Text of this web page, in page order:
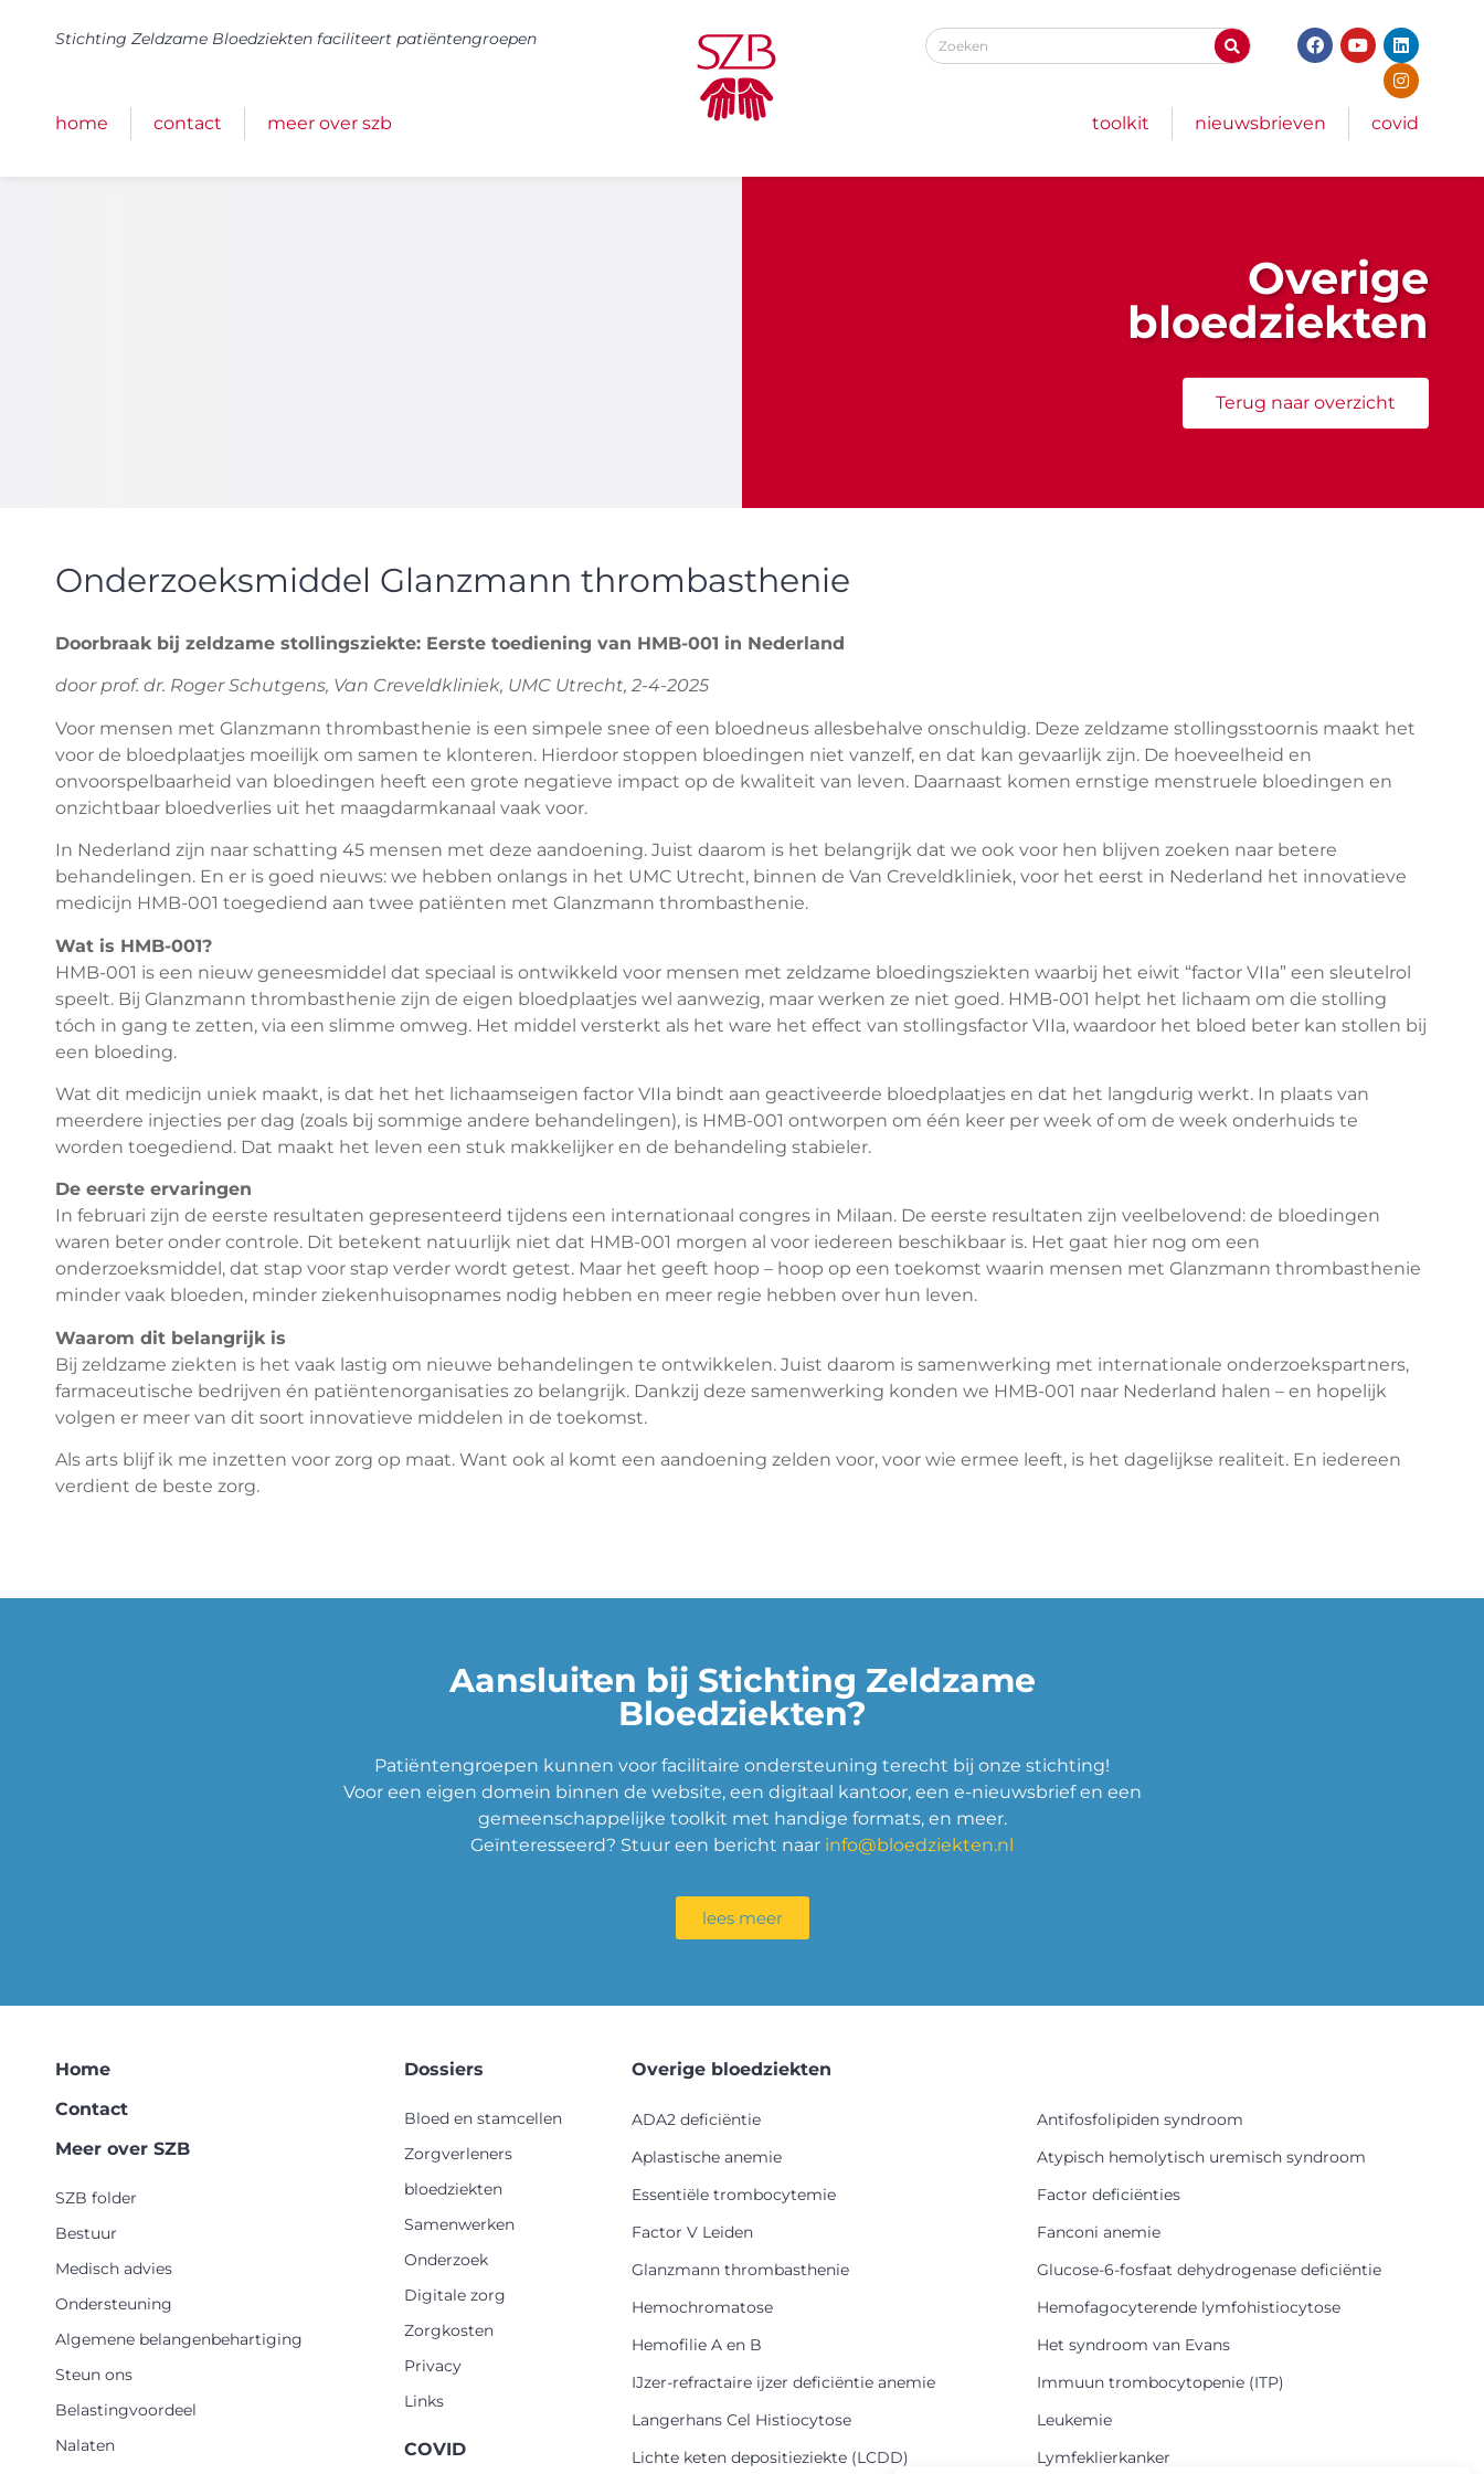
Stichting Zeldzame Bloedziekten faciliteert patiëntengroepen
home contact meer over szb toolkit nieuwsbrieven covid
Overige
bloedziekten
Terug naar overzicht
Onderzoeksmiddel Glanzmann thrombasthenie
Doorbraak bij zeldzame stollingsziekte: Eerste toediening van HMB-001 in Nederland
door prof. dr. Roger Schutgens, Van Creveldkliniek, UMC Utrecht, 2-4-2025
Voor mensen met Glanzmann thrombasthenie is een simpele snee of een bloedneus allesbehalve onschuldig. Deze zeldzame stollingsstoornis maakt het
voor de bloedplaatjes moeilijk om samen te klonteren. Hierdoor stoppen bloedingen niet vanzelf, en dat kan gevaarlijk zijn. De hoeveelheid en
onvoorspelbaarheid van bloedingen heeft een grote negatieve impact op de kwaliteit van leven. Daarnaast komen ernstige menstruele bloedingen en
onzichtbaar bloedverlies uit het maagdarmkanaal vaak voor.
In Nederland zijn naar schatting 45 mensen met deze aandoening. Juist daarom is het belangrijk dat we ook voor hen blijven zoeken naar betere
behandelingen. En er is goed nieuws: we hebben onlangs in het UMC Utrecht, binnen de Van Creveldkliniek, voor het eerst in Nederland het innovatieve
medicijn HMB-001 toegediend aan twee patiënten met Glanzmann thrombasthenie.
Wat is HMB-001?
HMB-001 is een nieuw geneesmiddel dat speciaal is ontwikkeld voor mensen met zeldzame bloedingsziekten waarbij het eiwit “factor VIIa” een sleutelrol
speelt. Bij Glanzmann thrombasthenie zijn de eigen bloedplaatjes wel aanwezig, maar werken ze niet goed. HMB-001 helpt het lichaam om die stolling
tóch in gang te zetten, via een slimme omweg. Het middel versterkt als het ware het effect van stollingsfactor VIIa, waardoor het bloed beter kan stollen bij
een bloeding.
Wat dit medicijn uniek maakt, is dat het het lichaamseigen factor VIIa bindt aan geactiveerde bloedplaatjes en dat het langdurig werkt. In plaats van
meerdere injecties per dag (zoals bij sommige andere behandelingen), is HMB-001 ontworpen om één keer per week of om de week onderhuids te
worden toegediend. Dat maakt het leven een stuk makkelijker en de behandeling stabieler.
De eerste ervaringen
In februari zijn de eerste resultaten gepresenteerd tijdens een internationaal congres in Milaan. De eerste resultaten zijn veelbelovend: de bloedingen
waren beter onder controle. Dit betekent natuurlijk niet dat HMB-001 morgen al voor iedereen beschikbaar is. Het gaat hier nog om een
onderzoeksmiddel, dat stap voor stap verder wordt getest. Maar het geeft hoop – hoop op een toekomst waarin mensen met Glanzmann thrombasthenie
minder vaak bloeden, minder ziekenhuisopnames nodig hebben en meer regie hebben over hun leven.
Waarom dit belangrijk is
Bij zeldzame ziekten is het vaak lastig om nieuwe behandelingen te ontwikkelen. Juist daarom is samenwerking met internationale onderzoekspartners,
farmaceutische bedrijven én patiëntenorganisaties zo belangrijk. Dankzij deze samenwerking konden we HMB-001 naar Nederland halen – en hopelijk
volgen er meer van dit soort innovatieve middelen in de toekomst.
Als arts blijf ik me inzetten voor zorg op maat. Want ook al komt een aandoening zelden voor, voor wie ermee leeft, is het dagelijkse realiteit. En iedereen
verdient de beste zorg.
Aansluiten bij Stichting Zeldzame
Bloedziekten?
Patiëntengroepen kunnen voor facilitaire ondersteuning terecht bij onze stichting!
Voor een eigen domein binnen de website, een digitaal kantoor, een e-nieuwsbrief en een
gemeenschappelijke toolkit met handige formats, en meer.
Geïnteresseerd? Stuur een bericht naar info@bloedziekten.nl
lees meer
Home
Contact
Meer over SZB
SZB folder
Bestuur
Medisch advies
Ondersteuning
Algemene belangenbehartiging
Steun ons
Belastingvoordeel
Nalaten
Dossiers
Bloed en stamcellen
Zorgverleners
bloedziekten
Samenwerken
Onderzoek
Digitale zorg
Zorgkosten
Privacy
Links
COVID
Overige bloedziekten
ADA2 deficiëntie
Antifosfolipiden syndroom
Aplastische anemie
Atypisch hemolytisch uremisch syndroom
Essentiële trombocytemie
Factor deficiënties
Factor V Leiden
Fanconi anemie
Glanzmann thrombasthenie
Glucose-6-fosfaat dehydrogenase deficiëntie
Hemochromatose
Hemofagocyterende lymfohistiocytose
Hemofilie A en B
Het syndroom van Evans
IJzer-refractaire ijzer deficiëntie anemie
Immuun trombocytopenie (ITP)
Langerhans Cel Histiocytose
Leukemie
Lichte keten depositieziekte (LCDD)
Lymfeklierkanker